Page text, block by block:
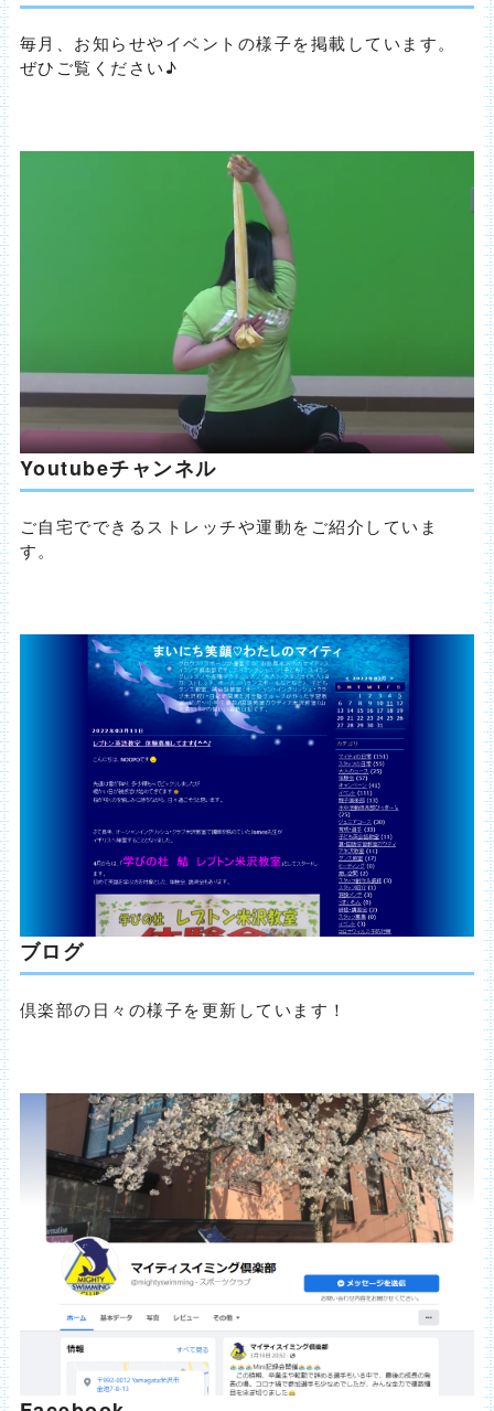
毎月、お知らせやイベントの様子を掲載しています。
ぜひご覧ください♪
Youtubeチャンネル
ご自宅でできるストレッチや運動をご紹介していま
す。
ブログ
倶楽部の日々の様子を更新しています！